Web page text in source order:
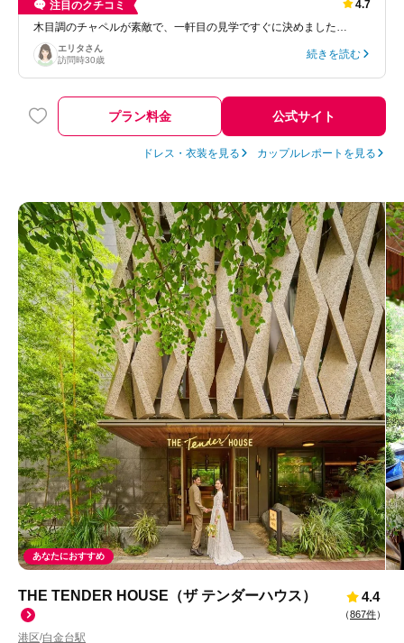
注目のクチコミ
4.7
木目調のチャペルが素敵で、一軒目の見学ですぐに決めました…
エリタさん
訪問時30歳 続きを読む
プラン料金 公式サイト
ドレス・衣装を見る カップルレポートを見る
あなたにおすすめ
THE TENDER HOUSE（ザ テンダーハウス）
港区/白金台駅
4.4
（867件）